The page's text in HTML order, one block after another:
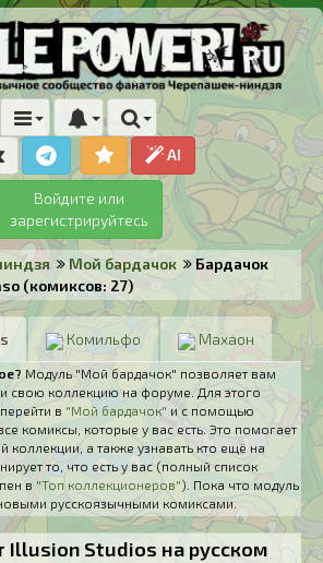
AI
Войдите или
зарегистрируйтесь
Мой бардачок
Бардачок
(комиксов: 27)
Комильфо Махаон
Модуль "Мой бардачок" позволяет вам
свою коллекцию на форуме. Для этого
в "Мой бардачок" и с помощью
комиксы, которые у вас есть. Это помогает
коллекции, а также узнавать кто ещё на
то, что есть у вас (полный список
в "Топ коллекционеров"). Пока что модуль
русскоязычными комиксами.
Illusion Studios на русском